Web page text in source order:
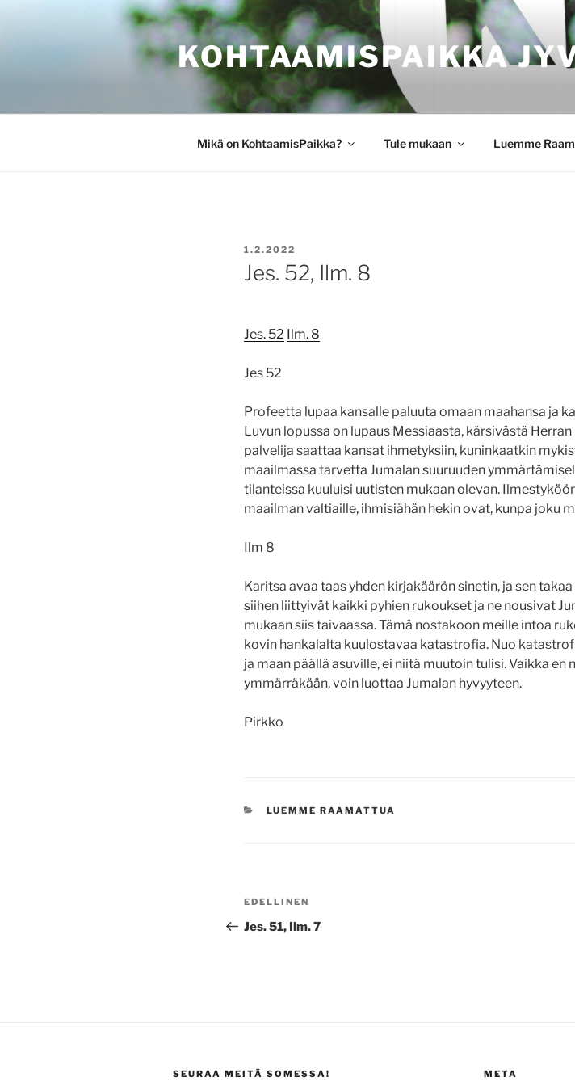
KOHTAAMISPAIKKA
Mikä on KohtaamisPaikka? Tule mukaan Luemme
JULKAISTU
1.2.2022
Jes. 52, Ilm. 8
Jes. 52 Ilm. 8
Jes 52
Profeetta lupaa kansalle paluuta omaan maahansa ja
Luvun lopussa on lupaus Messiaasta, kärsivästä
palvelija saattaa kansat ihmetyksiin, kuninkaatkin
maailmassa tarvetta Jumalan suuruuden
tilanteissa kuuluisi uutisten mukaan olevan.
maailman valtiaille, ihmisiähän hekin ovat, kunpa joku
Ilm 8
Karitsa avaa taas yhden kirjakäärön sinetin, ja sen
siihen liittyivät kaikki pyhien rukoukset ja ne nousivat
mukaan siis taivaassa. Tämä nostakoon meille intoa
kovin hankalalta kuulostavaa katastrofia. Nuo
ja maan päällä asuville, ei niitä muutoin tulisi. Vaikka
ymmärräkään, voin luottaa Jumalan hyvyyteen.
Pirkko
KATEGORIAT
LUEMME RAAMATTUA
Artikkelien
selaus
Edellinen
artikkeli
EDELLINEN
Jes. 51, Ilm. 7
SEURAA MEITÄ SOMESSA! META